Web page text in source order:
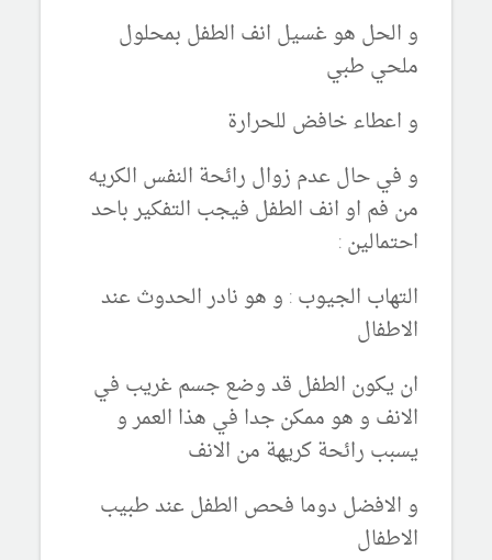
و الحل هو غسيل انف الطفل بمحلول
ملحي طبي
و اعطاء خافض للحرارة
و في حال عدم زوال رائحة النفس الكريه
من فم او انف الطفل فيجب التفكير باحد
احتمالين :
التهاب الجيوب : و هو نادر الحدوث عند
الاطفال
ان يكون الطفل قد وضع جسم غريب في
الانف و هو ممكن جدا في هذا العمر و
يسبب رائحة كريهة من الانف
و الافضل دوما فحص الطفل عند طبيب
الاطفال